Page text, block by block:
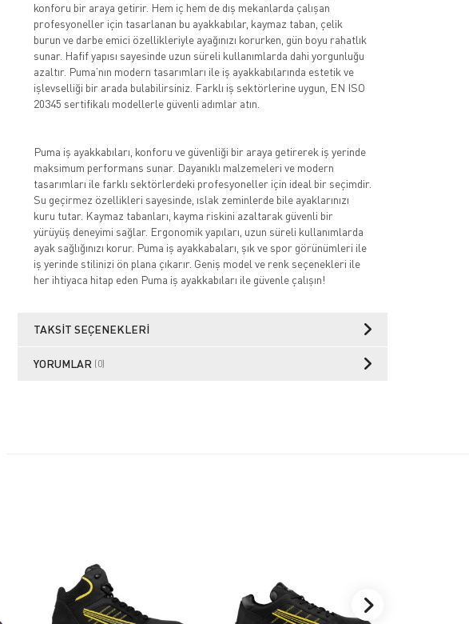
konforu bir araya getirir. Hem iç hem de dış mekanlarda çalışan
profesyoneller için tasarlanan bu ayakkabılar, kaymaz taban, çelik
burun ve darbe emici özellikleriyle ayağınızı korurken, gün boyu rahatlık
sunar. Hafif yapısı sayesinde uzun süreli kullanımlarda dahi yorgunluğu
azaltır. Puma’nın modern tasarımları ile iş ayakkabılarında estetik ve
işlevselliği bir arada bulabilirsiniz. Farklı iş sektörlerine uygun, EN ISO
20345 sertifikalı modellerle güvenli adımlar atın.
Puma iş ayakkabıları, konforu ve güvenliği bir araya getirerek iş yerinde
maksimum performans sunar. Dayanıklı malzemeleri ve modern
tasarımları ile farklı sektörlerdeki profesyoneller için ideal bir seçimdir.
Su geçirmez özellikleri sayesinde, ıslak zeminlerde bile ayaklarınızı
kuru tutar. Kaymaz tabanları, kayma riskini azaltarak güvenli bir
yürüyüş deneyimi sağlar. Ergonomik yapıları, uzun süreli kullanımlarda
ayak sağlığınızı korur. Puma iş ayakkabaları, şık ve spor görünümleri ile
iş yerinde stilinizi ön plana çıkarır. Geniş model ve renk seçenekleri ile
her ihtiyaca hitap eden Puma iş ayakkabıları ile güvenle çalışın!
TAKSIT SEÇENEKLERI
YORUMLAR (0)